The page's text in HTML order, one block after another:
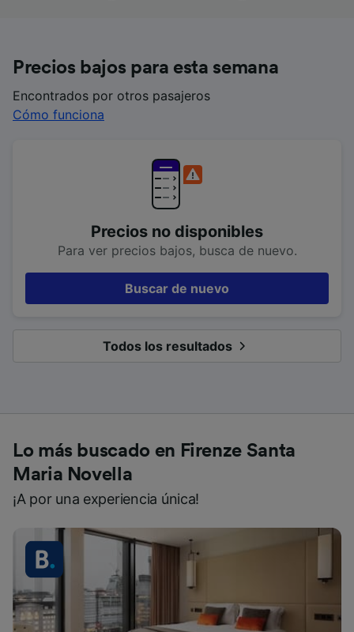
Precios bajos para esta semana
Encontrados por otros pasajeros
Cómo funciona
Precios no disponibles
Para ver precios bajos, busca de nuevo.
Buscar de nuevo
Todos los resultados
Lo más buscado en Firenze Santa
Maria Novella
¡A por una experiencia única!